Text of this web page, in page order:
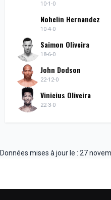
10-1-0
Nohelin Hernandez
10-4-0
Saimon Oliveira
18-6-0
John Dodson
22-12-0
Vinicius Oliveira
22-3-0
Données mises à jour le : 27